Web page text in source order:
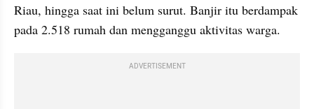
Riau, hingga saat ini belum surut. Banjir itu berdampak
pada 2.518 rumah dan mengganggu aktivitas warga.
ADVERTISEMENT